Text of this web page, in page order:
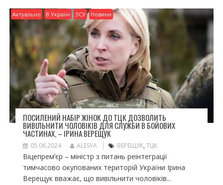
Актуально В Україні ЗСУ Новини
ПОСИЛЕНИЙ НАБІР ЖІНОК ДО ТЦК ДОЗВОЛИТЬ
ВИВІЛЬНИТИ ЧОЛОВІКІВ ДЛЯ СЛУЖБИ В БОЙОВИХ
ЧАСТИНАХ, – ІРИНА ВЕРЕЩУК
05.06.2024 ALESYA ВЕРЕЩУК, ТЦК
Віцепрем’єр – міністр з питань реінтеграції
тимчасово окупованих територій України Ірина
Верещук вважає, що вивільнити чоловіків...